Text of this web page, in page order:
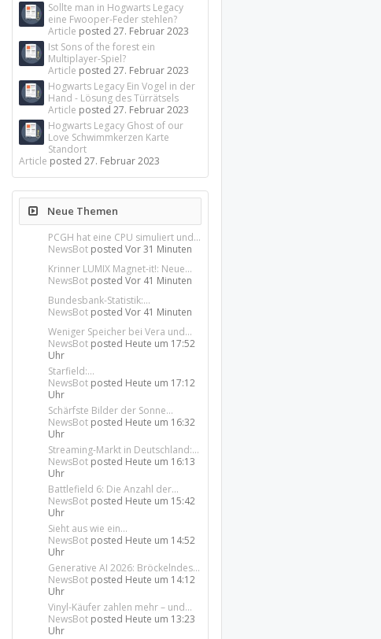
Sollte man in Hogwarts Legacy
eine Fwooper-Feder stehlen?
Article posted27. Februar 2023
Ist Sons of the forest ein
Multiplayer-Spiel?
Article posted27. Februar 2023
Hogwarts Legacy Ein Vogel in der
Hand - Lösung des Türrätsels
Article posted27. Februar 2023
Hogwarts Legacy Ghost of our
Love Schwimmkerzen Karte
Standort
Article posted27. Februar 2023
Neue Themen
PCGH hat eine CPU simuliert und...
NewsBot postedVor 31 Minuten
Krinner LUMIX Magnet-it!: Neue...
NewsBot postedVor 41 Minuten
Bundesbank-Statistik:...
NewsBot postedVor 41 Minuten
Weniger Speicher bei Vera und...
NewsBot posted Heute um 17:52
Uhr
Starfield:...
NewsBot posted Heute um 17:12
Uhr
Schärfste Bilder der Sonne...
NewsBot posted Heute um 16:32
Uhr
Streaming-Markt in Deutschland:...
NewsBot posted Heute um 16:13
Uhr
Battlefield 6: Die Anzahl der...
NewsBot posted Heute um 15:42
Uhr
Sieht aus wie ein...
NewsBot posted Heute um 14:52
Uhr
Generative AI 2026: Bröckelndes...
NewsBot posted Heute um 14:12
Uhr
Vinyl-Käufer zahlen mehr – und...
NewsBot posted Heute um 13:23
Uhr